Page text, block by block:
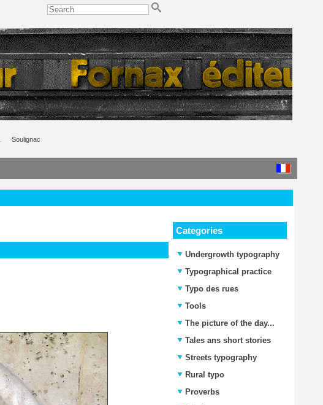
Soulignac
Categories
Undergrowth typography
Typographical practice
Typo des rues
Tools
The picture of the day...
Tales ans short stories
Streets typography
Rural typo
Proverbs